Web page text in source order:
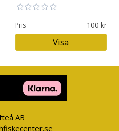
Pris 100
Visa
AB